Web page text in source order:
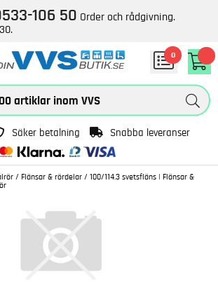
106 50 Order och rådgivning.
0
Säker betalning Snabba leveranser
/ Flänsar & rördelar / 100/114.3 svetsfläns | Flänsar &